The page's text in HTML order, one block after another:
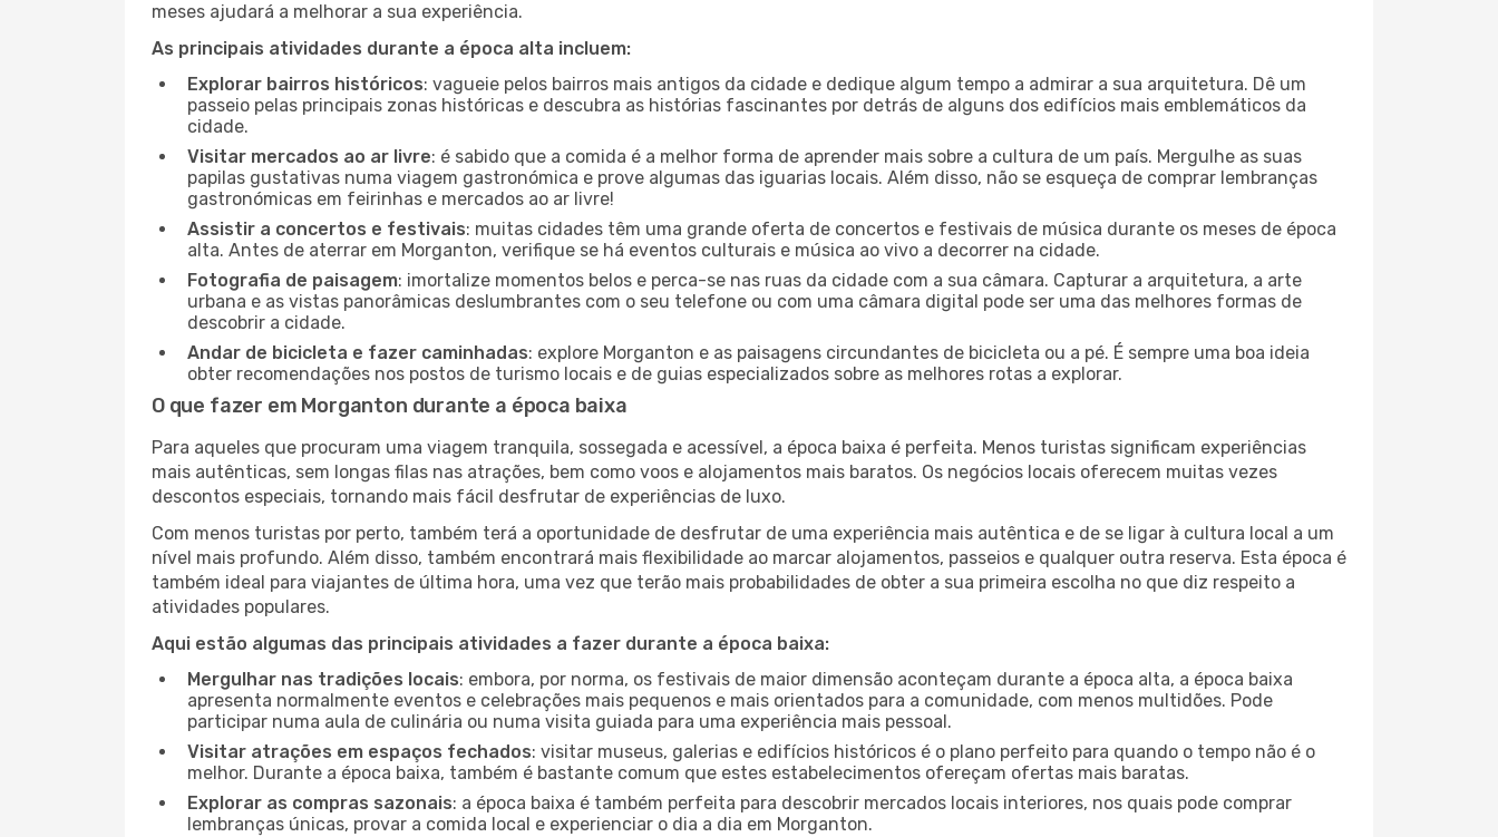
meses ajudará a melhorar a sua experiência.
As principais atividades durante a época alta incluem:
Explorar bairros históricos: vagueie pelos bairros mais antigos da cidade e dedique algum tempo a admirar a sua arquitetura. Dê um
passeio pelas principais zonas históricas e descubra as histórias fascinantes por detrás de alguns dos edifícios mais emblemáticos da
cidade.
Visitar mercados ao ar livre: é sabido que a comida é a melhor forma de aprender mais sobre a cultura de um país. Mergulhe as suas
papilas gustativas numa viagem gastronómica e prove algumas das iguarias locais. Além disso, não se esqueça de comprar lembranças
gastronómicas em feirinhas e mercados ao ar livre!
Assistir a concertos e festivais: muitas cidades têm uma grande oferta de concertos e festivais de música durante os meses de época
alta. Antes de aterrar em Morganton, verifique se há eventos culturais e música ao vivo a decorrer na cidade.
Fotografia de paisagem: imortalize momentos belos e perca-se nas ruas da cidade com a sua câmara. Capturar a arquitetura, a arte
urbana e as vistas panorâmicas deslumbrantes com o seu telefone ou com uma câmara digital pode ser uma das melhores formas de
descobrir a cidade.
Andar de bicicleta e fazer caminhadas: explore Morganton e as paisagens circundantes de bicicleta ou a pé. É sempre uma boa ideia
obter recomendações nos postos de turismo locais e de guias especializados sobre as melhores rotas a explorar.
O que fazer em Morganton durante a época baixa
Para aqueles que procuram uma viagem tranquila, sossegada e acessível, a época baixa é perfeita. Menos turistas significam experiências
mais autênticas, sem longas filas nas atrações, bem como voos e alojamentos mais baratos. Os negócios locais oferecem muitas vezes
descontos especiais, tornando mais fácil desfrutar de experiências de luxo.
Com menos turistas por perto, também terá a oportunidade de desfrutar de uma experiência mais autêntica e de se ligar à cultura local a um
nível mais profundo. Além disso, também encontrará mais flexibilidade ao marcar alojamentos, passeios e qualquer outra reserva. Esta época é
também ideal para viajantes de última hora, uma vez que terão mais probabilidades de obter a sua primeira escolha no que diz respeito a
atividades populares.
Aqui estão algumas das principais atividades a fazer durante a época baixa:
Mergulhar nas tradições locais: embora, por norma, os festivais de maior dimensão aconteçam durante a época alta, a época baixa
apresenta normalmente eventos e celebrações mais pequenos e mais orientados para a comunidade, com menos multidões. Pode
participar numa aula de culinária ou numa visita guiada para uma experiência mais pessoal.
Visitar atrações em espaços fechados: visitar museus, galerias e edifícios históricos é o plano perfeito para quando o tempo não é o
melhor. Durante a época baixa, também é bastante comum que estes estabelecimentos ofereçam ofertas mais baratas.
Explorar as compras sazonais: a época baixa é também perfeita para descobrir mercados locais interiores, nos quais pode comprar
lembranças únicas, provar a comida local e experienciar o dia a dia em Morganton.